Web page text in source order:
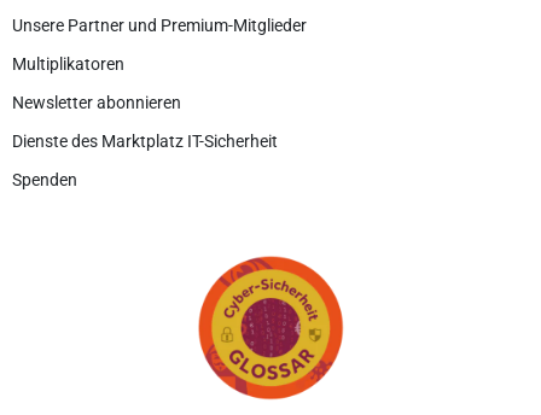
Unsere Partner und Premium-Mitglieder
Multiplikatoren
Newsletter abonnieren
Dienste des Marktplatz IT-Sicherheit
Spenden